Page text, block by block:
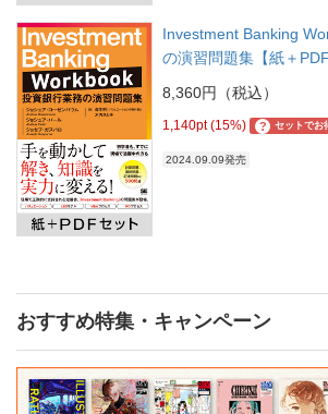
Investment Banking
の演習問題集【紙＋PDF
8,360円（税込）
1,140pt (15%) ? セットでお
2024.09.09発売
おすすめ特集・キャンペーン